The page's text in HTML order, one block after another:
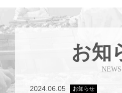
お知
NEWS
2024.06.05 お知らせ